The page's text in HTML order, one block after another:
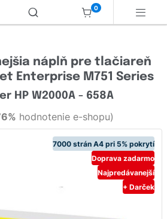
0
náplň pre tlačiareň
Enterprise M751 Series
7000 strán A4 pri 5% pokrytí
Doprava zadarmo
Najpredávanejší
+ Darček
HP W2000A - 658A
hodnotenie e-shopu)